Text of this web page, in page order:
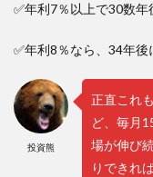
✅年利7％以上で30数
✅年利8％なら、34年後
投資熊
正直これ
ど、毎月
場が伸び
りできれ